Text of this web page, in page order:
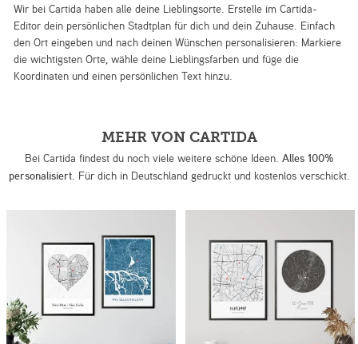
Wir bei Cartida haben alle deine Lieblingsorte. Erstelle im Cartida-
Editor dein persönlichen Stadtplan für dich und dein Zuhause. Einfach
den Ort eingeben und nach deinen Wünschen personalisieren: Markiere
die wichtigsten Orte, wähle deine Lieblingsfarben und füge die
Koordinaten und einen persönlichen Text hinzu.
MEHR VON CARTIDA
Bei Cartida findest du noch viele weitere schöne Ideen. Alles 100%
personalisiert. Für dich in Deutschland gedruckt und kostenlos verschickt.